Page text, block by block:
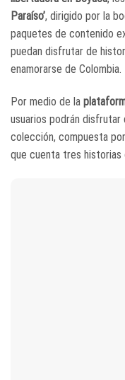
Paraíso’, dirigido por la
paquetes de contenido
puedan disfrutar de
enamorarse de Colombia.
Por medio de la
usuarios podrán disfrutar
colección, compuesta por
que cuenta tres historias